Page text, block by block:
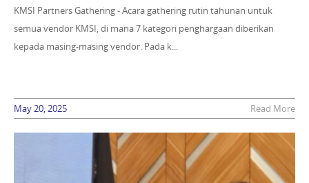
KMSI Partners Gathering - Acara gathering rutin tahunan untuk
semua vendor KMSI, di mana 7 kategori penghargaan diberikan
kepada masing-masing vendor. Pada k...
May 20, 2025 Read More